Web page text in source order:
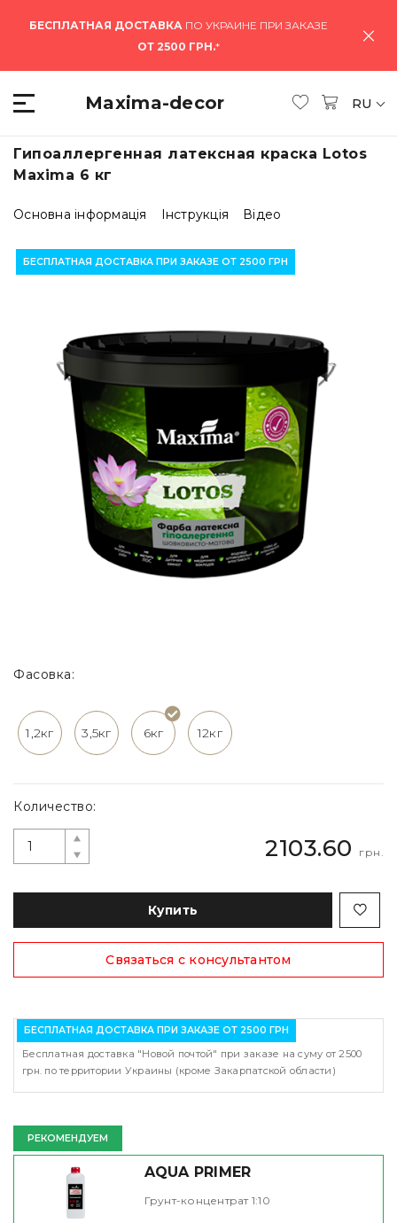
БЕСПЛАТНАЯ ДОСТАВКАПО УКРАИНЕ ПРИ ЗАКАЗЕ
ОТ 2500 ГРН.*
Maxima-decor RU
Гипоаллергенная латексная краска Lotos
Maxima 6 кг
Основна інформація Інструкція Відео
БЕСПЛАТНАЯ ДОСТАВКА ПРИ ЗАКАЗЕ ОТ 2500 ГРН
Фасовка:
1,2кг 3,5кг 6кг 12кг
Количество:
2103.60 грн.
Купить
Связаться с консультантом
БЕСПЛАТНАЯ ДОСТАВКА ПРИ ЗАКАЗЕ ОТ 2500 ГРН
Бесплатная доставка "Новой почтой" при заказе на суму от 2500
грн. по территории Украины (кроме Закарпатской области)
РЕКОМЕНДУЕМ
AQUA PRIMER
Грунт-концентрат 1:10